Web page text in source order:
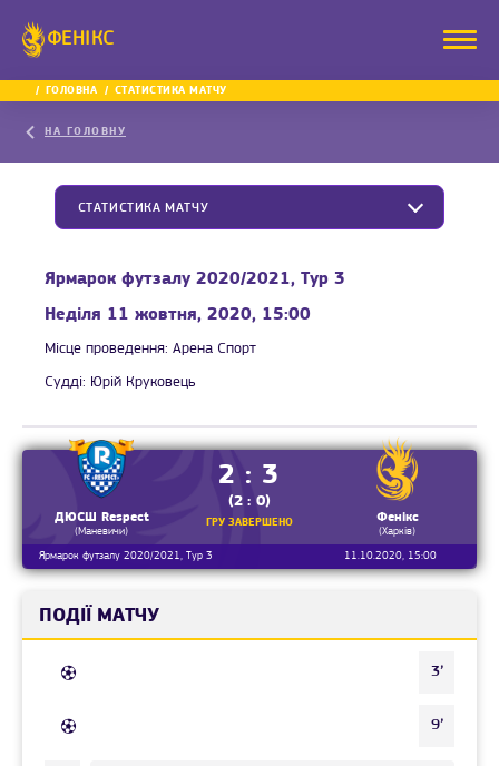
ФЕНІКС
ГОЛОВНА СТАТИСТИКА МАТЧУ
НА ГОЛОВНУ
СТАТИСТИКА МАТЧУ
Ярмарок футзалу 2020/2021, Тур 3
Неділя 11 жовтня, 2020, 15:00
Місце проведення: Арена Спорт
Судді: Юрій Круковець
ДЮСШ Respect
(Маневичи)
2 : 3
(2 : 0)
ГРУ ЗАВЕРШЕНО Фенікс
(Харків)
Ярмарок футзалу 2020/2021, Тур 3
11.10.2020, 15:00
ПОДІЇ МАТЧУ
3’
9’